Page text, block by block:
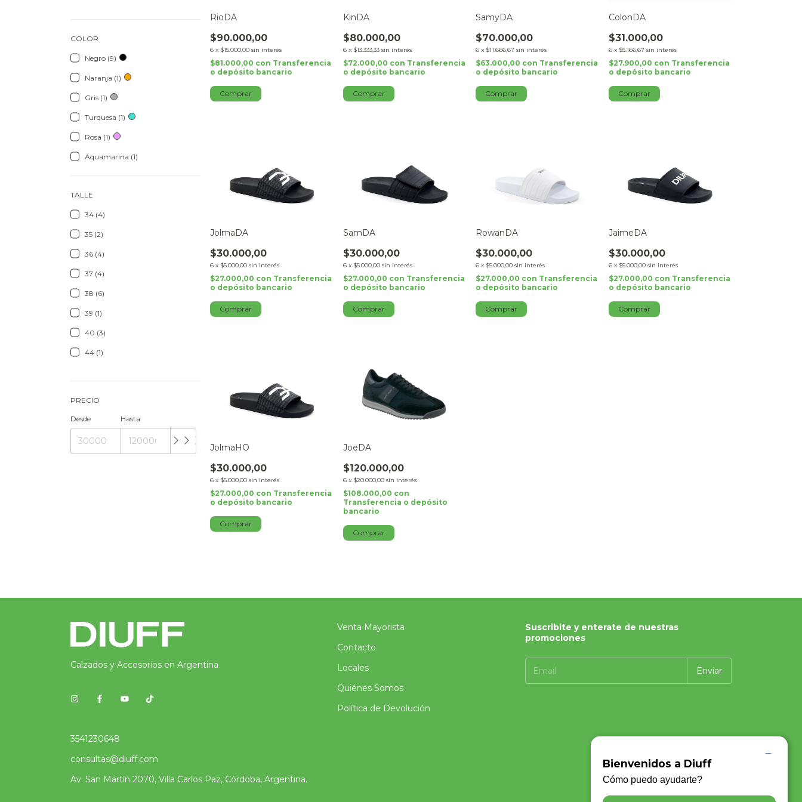
COLOR
Negro (9)
Naranja (1)
Gris (1)
Turquesa (1)
Rosa (1)
Aquamarina (1)
TALLE
34 (4)
35 (2)
36 (4)
37 (4)
38 (6)
39 (1)
40 (3)
44 (1)
PRECIO
Desde Hasta
RioDA
$90.000,00
6 x $15.000,00 sin interés
$81.000,00 con Transferencia
o depósito bancario
Comprar
KinDA
$80.000,00
6 x $13.333,33 sin interés
$72.000,00 con Transferencia
o depósito bancario
Comprar
SamyDA
$70.000,00
6 x $11.666,67 sin interés
$63.000,00 con Transferencia
o depósito bancario
Comprar
ColonDA
$31.000,00
6 x $5.166,67 sin interés
$27.900,00 con Transferencia
o depósito bancario
Comprar
JolmaDA
$30.000,00
6 x $5.000,00 sin interés
$27.000,00 con Transferencia
o depósito bancario
Comprar
SamDA
$30.000,00
6 x $5.000,00 sin interés
$27.000,00 con Transferencia
o depósito bancario
Comprar
RowanDA
$30.000,00
6 x $5.000,00 sin interés
$27.000,00 con Transferencia
o depósito bancario
Comprar
JaimeDA
$30.000,00
6 x $5.000,00 sin interés
$27.000,00 con Transferencia
o depósito bancario
Comprar
JolmaHO
$30.000,00
6 x $5.000,00 sin interés
$27.000,00 con Transferencia
o depósito bancario
Comprar
JoeDA
$120.000,00
6 x $20.000,00 sin interés
$108.000,00 con
Transferencia o depósito
bancario
Comprar
Calzados y Accesorios en Argentina
3541230648
consultas@diuff.com
Av. San Martín 2070, Villa Carlos Paz, Córdoba, Argentina.
Venta Mayorista
Contacto
Locales
Quiénes Somos
Política de Devolución
Suscribite y enterate de nuestras
promociones